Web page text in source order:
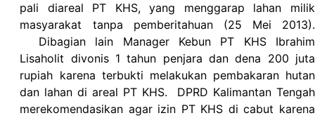
pali diareal PT KHS, yang menggarap lahan milik
masyarakat tanpa pemberitahuan (25 Mei 2013).
Dibagian lain Manager Kebun PT KHS Ibrahim
Lisaholit divonis 1 tahun penjara dan dena 200 juta
rupiah karena terbukti melakukan pembakaran hutan
dan lahan di areal PT KHS.
DPRD Kalimantan Tengah
merekomendasikan agar izin PT KHS di cabut karena